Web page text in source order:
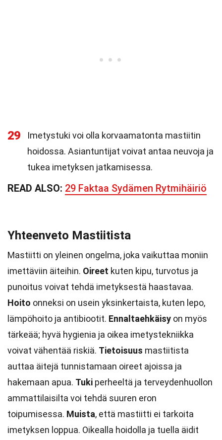
29
Imetystuki voi olla korvaamatonta mastiitin
hoidossa. Asiantuntijat voivat antaa neuvoja ja
tukea imetyksen jatkamisessa.
READ ALSO: 29 Faktaa Sydämen Rytmihäiriö
Yhteenveto Mastiitista
Mastiitti on yleinen ongelma, joka vaikuttaa moniin
imettäviin äiteihin. Oireet kuten kipu, turvotus ja
punoitus voivat tehdä imetyksestä haastavaa.
Hoito onneksi on usein yksinkertaista, kuten lepo,
lämpöhoito ja antibiootit. Ennaltaehkäisy on myös
tärkeää; hyvä hygienia ja oikea imetystekniikka
voivat vähentää riskiä. Tietoisuus mastiitista
auttaa äitejä tunnistamaan oireet ajoissa ja
hakemaan apua. Tuki perheeltä ja terveydenhuollon
ammattilaisilta voi tehdä suuren eron
toipumisessa. Muista, että mastiitti ei tarkoita
imetyksen loppua. Oikealla hoidolla ja tuella äidit